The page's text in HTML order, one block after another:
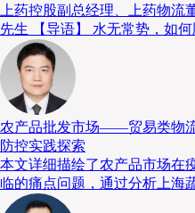
店的第一印象，就已震撼！“活
寿司或海鲜套餐，站立着享用美
食客。烧烤区、火锅区与海鲜餐
冷藏熟食，可在店外的桌边站立
一般顾客才开始进店消费。
上药控股副总经理、上药物流
先生 【导语】 水无常势，如何
农产品批发市场——贸易类物
防控实践探索
本文详细描绘了农产品市场在
临的痛点问题，通过分析上海